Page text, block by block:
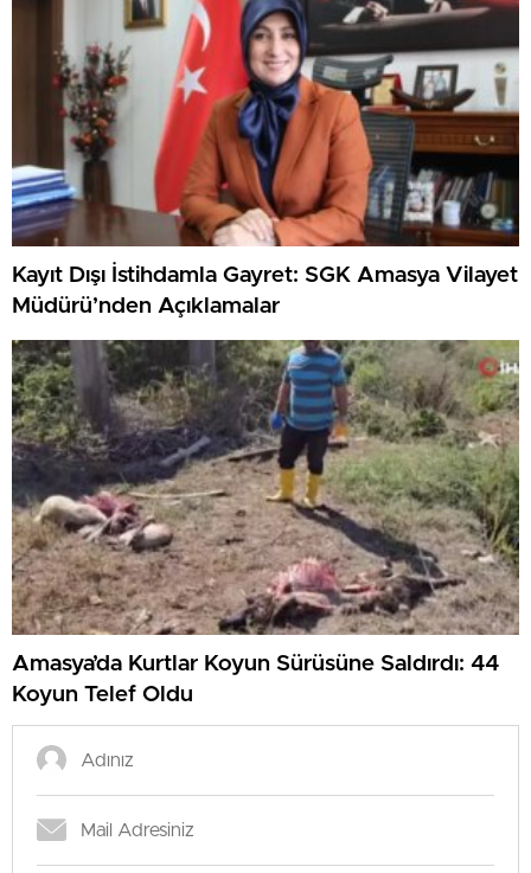
Kayıt Dışı İstihdamla Gayret: SGK Amasya Vilayet
Müdürü’nden Açıklamalar
Amasya’da Kurtlar Koyun Sürüsüne Saldırdı: 44
Koyun Telef Oldu